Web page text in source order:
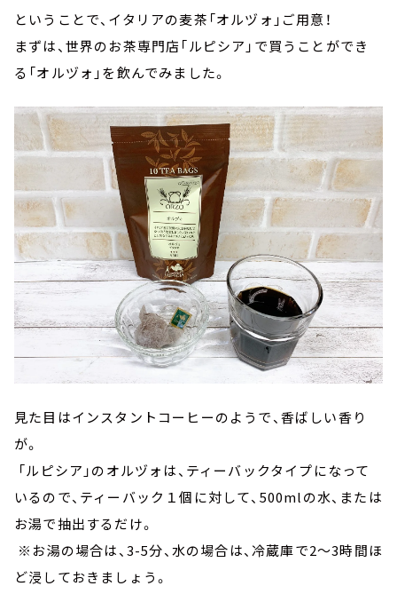
ということで、イタリアの麦茶「オルヅォ」ご用意！
まずは、世界のお茶専門店「ルピシア」で買うことができ
る「オルヅォ」を飲んでみました。
見た目はインスタントコーヒーのようで、香ばしい香り
が。
「ルピシア」のオルヅォは、ティーバックタイプになって
いるので、ティーバック１個に対して、500mlの水、または
お湯で抽出するだけ。
※お湯の場合は、3-5分、水の場合は、冷蔵庫で2～3時間ほ
ど浸しておきましょう。